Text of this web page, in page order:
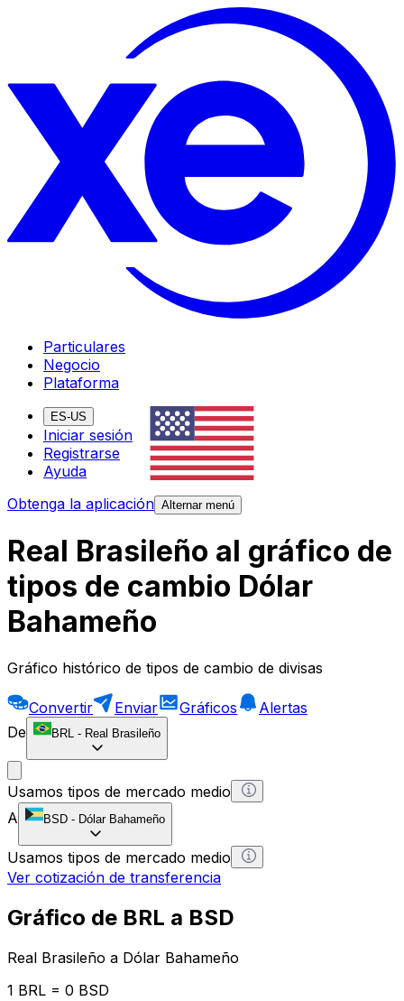
Particulares
Negocio
Plataforma
ES-US
Iniciar sesión
Registrarse
Ayuda
Obtenga la aplicación Alternar menú
Real Brasileño al gráfico de
tipos de cambio Dólar
Bahameño
Gráfico histórico de tipos de cambio de divisas
Convertir Enviar Gráficos
Alertas
De
BRL - Real Brasileño
Usamos tipos de mercado medio
A
BSD - Dólar Bahameño
Usamos tipos de mercado medio
Ver cotización de transferencia
Gráfico de BRL a BSD
Real Brasileño a Dólar Bahameño
1 BRL = 0 BSD